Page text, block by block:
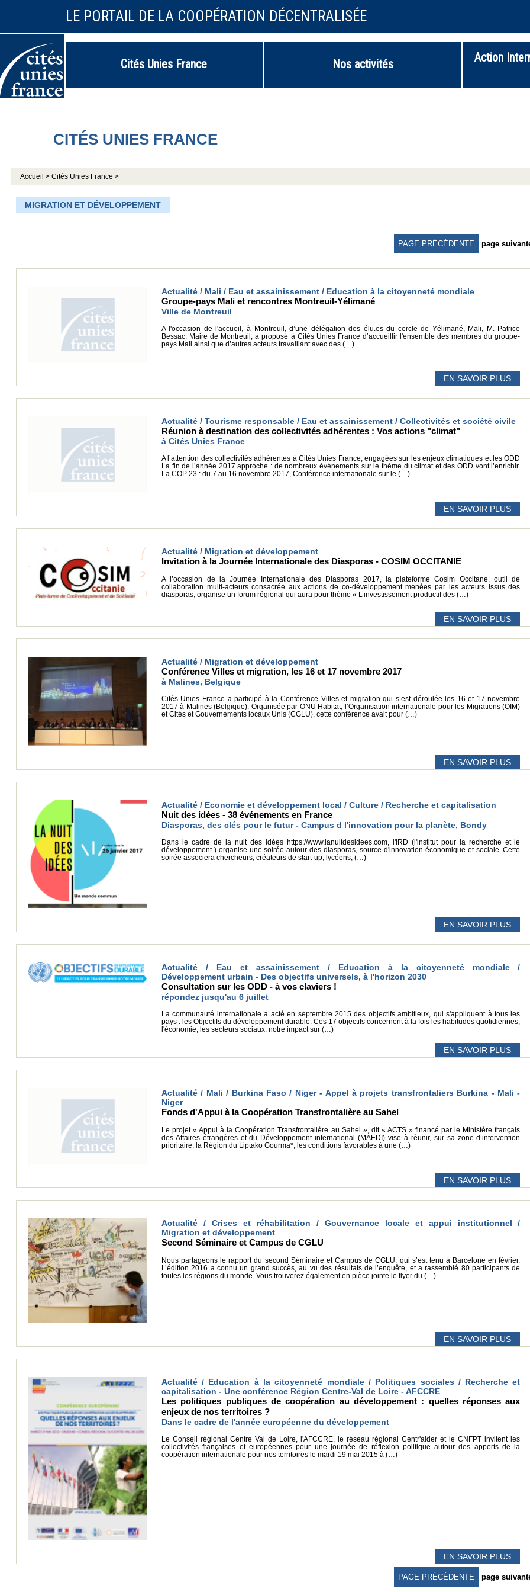
LE PORTAIL DE LA COOPÉRATION DÉCENTRALISÉE
Cités Unies France Nos activités
Action
CITÉS UNIES FRANCE
Accueil > Cités Unies France >
MIGRATION ET DÉVELOPPEMENT
PAGE PRÉCÉDENTE page
Actualité / Mali / Eau et assainissement / Education à la citoyenneté mondiale
Groupe-pays Mali et rencontres Montreuil-Yélimané
Ville de Montreuil
A l'occasion de l'accueil, à Montreuil, d’une délégation des élu.es du cercle de Yélimané, Mali, M. Patrice
Bessac, Maire de Montreuil, a proposé à Cités Unies France d’accueillir l'ensemble des membres du groupe-
pays Mali ainsi que d’autres acteurs travaillant avec des (…)
EN SAVOIR PLUS
Actualité / Tourisme responsable / Eau et assainissement / Collectivités et société civile
Réunion à destination des collectivités adhérentes : Vos actions "climat"
à Cités Unies France
A l’attention des collectivités adhérentes à Cités Unies France, engagées sur les enjeux climatiques et les ODD
La fin de l’année 2017 approche : de nombreux événements sur le thème du climat et des ODD vont l’enrichir.
La COP 23 : du 7 au 16 novembre 2017, Conférence internationale sur le (…)
EN SAVOIR PLUS
Actualité / Migration et développement
Invitation à la Journée Internationale des Diasporas - COSIM OCCITANIE
A l’occasion de la Journée Internationale des Diasporas 2017, la plateforme Cosim Occitane, outil de
collaboration multi-acteurs consacrée aux actions de co-développement menées par les acteurs issus des
diasporas, organise un forum régional qui aura pour thème « L’investissement productif des (…)
EN SAVOIR PLUS
Actualité / Migration et développement
Conférence Villes et migration, les 16 et 17 novembre 2017
à Malines, Belgique
Cités Unies France a participé à la Conférence Villes et migration qui s’est déroulée les 16 et 17 novembre
2017 à Malines (Belgique). Organisée par ONU Habitat, l’Organisation internationale pour les Migrations (OIM)
et Cités et Gouvernements locaux Unis (CGLU), cette conférence avait pour (…)
EN SAVOIR PLUS
Actualité / Economie et développement local / Culture / Recherche et capitalisation
Nuit des idées - 38 événements en France
Diasporas, des clés pour le futur - Campus d l'innovation pour la planète, Bondy
Dans le cadre de la nuit des idées https://www.lanuitdesidees.com, l'IRD (l'institut pour la recherche et le
développement ) organise une soirée autour des diasporas, source d'innovation économique et sociale. Cette
soirée associera chercheurs, créateurs de start-up, lycéens, (…)
EN SAVOIR PLUS
Actualité / Eau et assainissement / Education à la citoyenneté mondiale /
Développement urbain - Des objectifs universels, à l'horizon 2030
Consultation sur les ODD - à vos claviers !
répondez jusqu'au 6 juillet
La communauté internationale a acté en septembre 2015 des objectifs ambitieux, qui s'appliquent à tous les
pays : les Objectifs du développement durable. Ces 17 objectifs concernent à la fois les habitudes quotidiennes,
l'économie, les secteurs sociaux, notre impact sur (…)
EN SAVOIR PLUS
Actualité / Mali / Burkina Faso / Niger - Appel à projets transfrontaliers Burkina - Mali -
Niger
Fonds d'Appui à la Coopération Transfrontalière au Sahel
Le projet « Appui à la Coopération Transfrontalière au Sahel », dit « ACTS » financé par le Ministère français
des Affaires étrangères et du Développement international (MAEDI) vise à réunir, sur sa zone d’intervention
prioritaire, la Région du Liptako Gourma*, les conditions favorables à une (…)
EN SAVOIR PLUS
Actualité / Crises et réhabilitation / Gouvernance locale et appui institutionnel /
Migration et développement
Second Séminaire et Campus de CGLU
Nous partageons le rapport du second Séminaire et Campus de CGLU, qui s’est tenu à Barcelone en février.
L’édition 2016 a connu un grand succès, au vu des résultats de l’enquête, et a rassemblé 80 participants de
toutes les régions du monde. Vous trouverez également en pièce jointe le flyer du (…)
EN SAVOIR PLUS
Actualité / Education à la citoyenneté mondiale / Politiques sociales / Recherche et
capitalisation - Une conférence Région Centre-Val de Loire - AFCCRE
Les politiques publiques de coopération au développement : quelles réponses aux
enjeux de nos territoires ?
Dans le cadre de l'année européenne du développement
Le Conseil régional Centre Val de Loire, l'AFCCRE, le réseau régional Centr'aider et le CNFPT invitent les
collectivités françaises et européennes pour une journée de réflexion politique autour des apports de la
coopération internationale pour nos territoires le mardi 19 mai 2015 à (…)
EN SAVOIR PLUS
PAGE PRÉCÉDENTE page